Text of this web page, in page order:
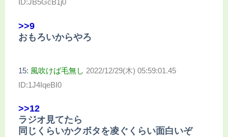
ID:JB5GcB1j0
>>9
おもろいからやろ
15: 風吹けば毛無し 2022/12/29(木) 05:59:01.45
ID:1J4IqeBI0
>>12
ラジオ見てたら
同じくらいかクボタを凌ぐくらい面白いぞ